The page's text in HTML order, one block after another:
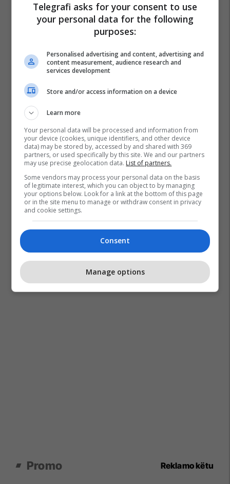
Çarshia E Vjetër E Shkupit
Promo Reklamo këtu
Telegrafi asks for your consent to use
your personal data for the following
purposes:
Personalised advertising and content, advertising and
content measurement, audience research and
services development
Store and/or access information on a device
Learn more
Your personal data will be processed and information from
your device (cookies, unique identifiers, and other device
data) may be stored by, accessed by and shared with 369
partners, or used specifically by this site. We and our partners
may use precise geolocation data. List of partners.
Some vendors may process your personal data on the basis
of legitimate interest, which you can object to by managing
your options below. Look for a link at the bottom of this page
or in the site menu to manage or withdraw consent in privacy
and cookie settings.
Consent
Manage options